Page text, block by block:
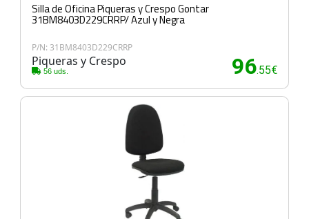
Silla de Oficina Piqueras y Crespo Gontar
31BM8403D229CRRP/ Azul y Negra
P/N: 31BM8403D229CRRP
Piqueras y Crespo
56 uds. 96.55€